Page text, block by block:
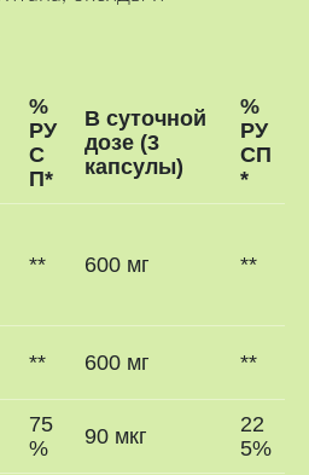
%
РУ
С
П*
В суточной
дозе (3
капсулы)
%
РУ
СП
*
** 600 мг **
** 600 мг **
75
%
90 мкг
22
5%